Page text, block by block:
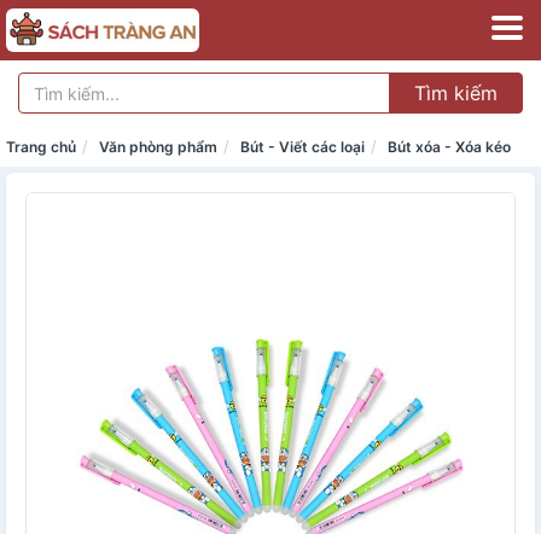
Tìm kiếm
Trang chủ Văn phòng phẩm Bút - Viết các loại Bút xóa - Xóa kéo